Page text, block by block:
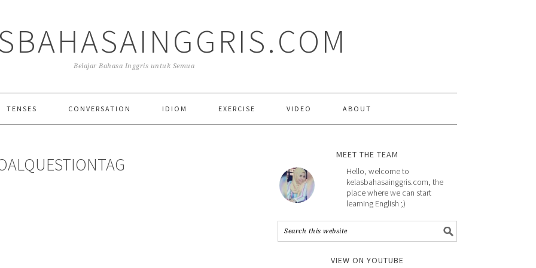
Belajar Bahasa Inggris untuk Semua
TENSES CONVERSATION IDIOM EXERCISE VIDEO ABOUT
MEET THE TEAM
Hello, welcome to
kelasbahasainggris.com, the
place where we can start
learning English ;)
VIEW ON YOUTUBE